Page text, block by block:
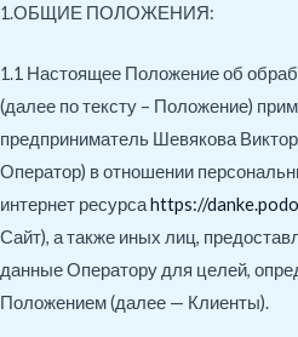
1.ОБЩИЕ ПОЛОЖЕНИЯ:
1.1 Настоящее Положение об
(далее по тексту – Положение)
предприниматель Шевякова
Оператор) в отношении
интернет ресурсаhttps://
Сайт), а также иных лиц,
данные Оператору для целей,
Положением (далее — Клиенты).